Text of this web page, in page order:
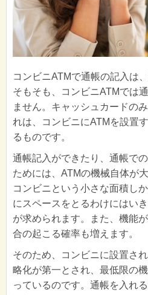
コンビニATMで通帳の記入は
そもそも、コンビニATMでは
ません。キャッシュカードの
れは、コンビニにATMを設置
るものです。
通帳記入ができたり、通帳で
ためには、ATMの機械自体が
コンビニという小さな面積し
にスペースをとるわけにはい
が求められます。また、機能
合の起こる確率も増えます。
そのため、コンビニに設置さ
略化が第一とされ、最低限の
っているのです。通帳を入れ